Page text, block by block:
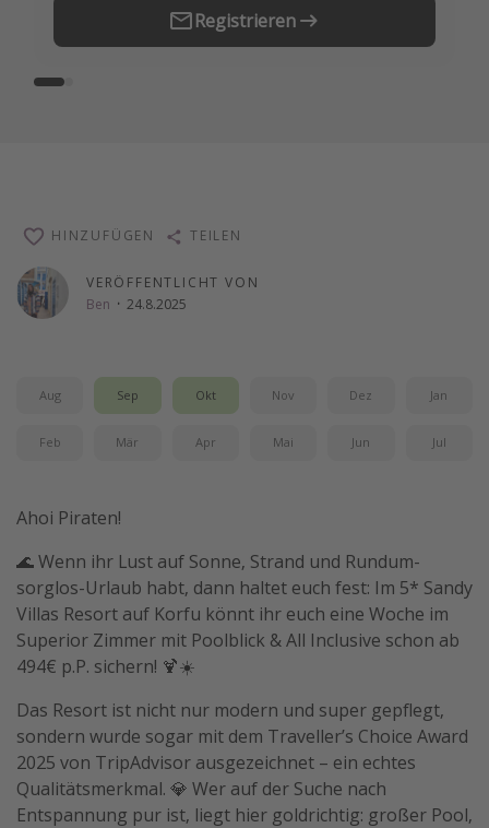
Registrieren
VERÖFFENTLICHT VON
Ben · 24.8.2025
HINZUFÜGEN TEILEN
Aug Sep Okt Nov Dez Jan
Feb Mär Apr Mai Jun Jul
Ahoi Piraten!
🌊 Wenn ihr Lust auf Sonne, Strand und Rundum-
sorglos-Urlaub habt, dann haltet euch fest: Im 5* Sandy
Villas Resort auf Korfu könnt ihr euch eine Woche im
Superior Zimmer mit Poolblick & All Inclusive schon ab
494€ p.P. sichern! 🍹☀️
Das Resort ist nicht nur modern und super gepflegt,
sondern wurde sogar mit dem Traveller’s Choice Award
2025 von TripAdvisor ausgezeichnet – ein echtes
Qualitätsmerkmal. 💎 Wer auf der Suche nach
Entspannung pur ist, liegt hier goldrichtig: großer Pool,